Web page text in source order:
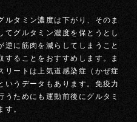
タミン濃度は下がり、そのま
てグルタミン濃度を保とうとし
逆に筋肉を減らしてしまうこと
することをおすすめします。ま
リートは上気道感染症（かぜ症
いうデータもあります。免疫力
うためにも運動前後にグルタミ
す。